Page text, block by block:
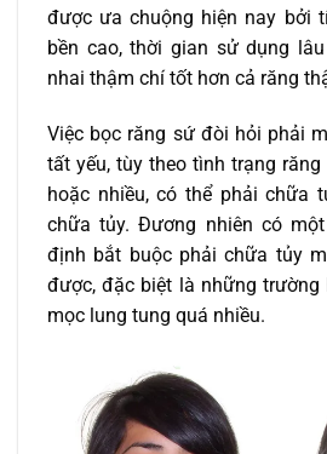
được ưa chuộng hiện nay bởi
bền cao, thời gian sử dụng
nhai thậm chí tốt hơn cả răng
Việc bọc răng sứ đòi hỏi phải
tất yếu, tùy theo tình trạng
hoặc nhiều, có thể phải chữa
chữa tủy. Đương nhiên có
định bắt buộc phải chữa tủy
được, đặc biệt là những trường
mọc lung tung quá nhiều.